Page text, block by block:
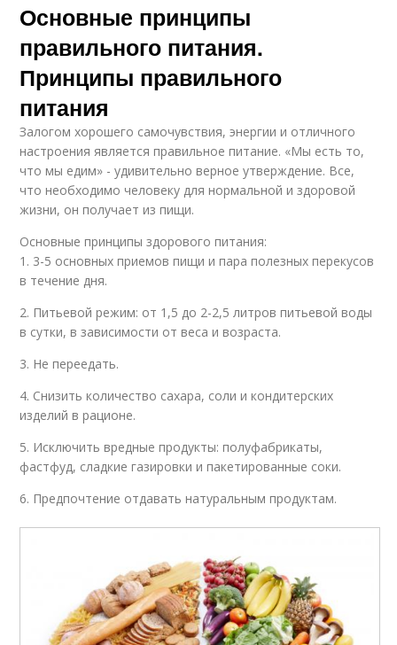
Основные принципы
правильного питания.
Принципы правильного
питания
Залогом хорошего самочувствия, энергии и отличного
настроения является правильное питание. «Мы есть то,
что мы едим» - удивительно верное утверждение. Все,
что необходимо человеку для нормальной и здоровой
жизни, он получает из пищи.
Основные принципы здорового питания:
1. 3-5 основных приемов пищи и пара полезных перекусов
в течение дня.
2. Питьевой режим: от 1,5 до 2-2,5 литров питьевой воды
в сутки, в зависимости от веса и возраста.
3. Не переедать.
4. Снизить количество сахара, соли и кондитерских
изделий в рационе.
5. Исключить вредные продукты: полуфабрикаты,
фастфуд, сладкие газировки и пакетированные соки.
6. Предпочтение отдавать натуральным продуктам.